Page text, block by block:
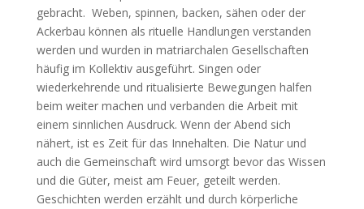
gebracht. Weben, spinnen, backen, sähen oder der
Ackerbau können als rituelle Handlungen verstanden
werden und wurden in matriarchalen Gesellschaften
häufig im Kollektiv ausgeführt. Singen oder
wiederkehrende und ritualisierte Bewegungen halfen
beim weiter machen und verbanden die Arbeit mit
einem sinnlichen Ausdruck. Wenn der Abend sich
nähert, ist es Zeit für das Innehalten. Die Natur und
auch die Gemeinschaft wird umsorgt bevor das Wissen
und die Güter, meist am Feuer, geteilt werden.
Geschichten werden erzählt und durch körperliche